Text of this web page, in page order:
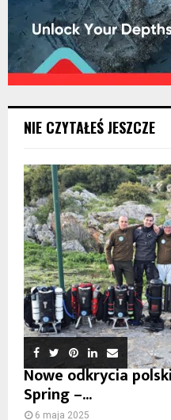
NIE CZYTAŁEŚ JESZCZE
Nowe odkrycia
Spring –...
6 maja 2025